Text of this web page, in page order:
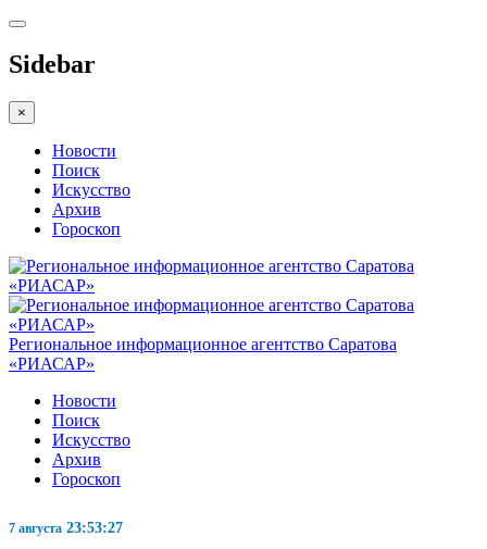
Sidebar
×
Новости
Поиск
Искусство
Архив
Гороскоп
Региональное информационное агентство Саратова
«РИАСАР»
Новости
Поиск
Искусство
Архив
Гороскоп
7 августа 23:53:28